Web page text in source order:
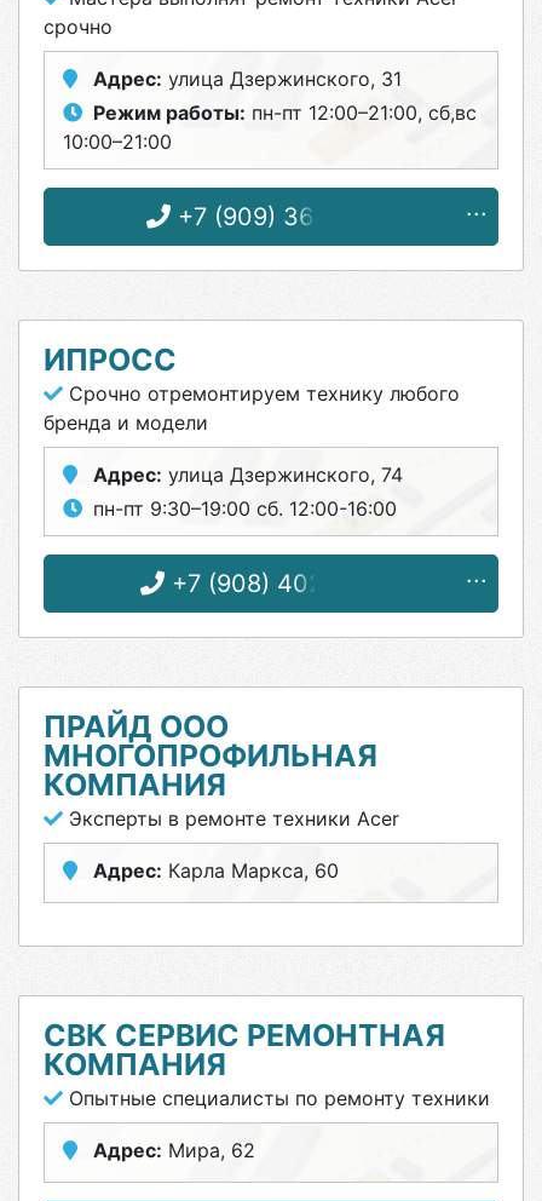
срочно
Адрес: улица Дзержинского, 31
Режим работы: пн-пт 12:00–21:00, сб,вс
10:00–21:00
+7 (909) 365-11-71
ИПРОСС
Срочно отремонтируем технику любого
бренда и модели
Адрес: улица Дзержинского, 74
пн-пт 9:30–19:00 сб. 12:00-16:00
+7 (908) 402-73-70
ПРАЙД ООО
МНОГОПРОФИЛЬНАЯ
КОМПАНИЯ
Эксперты в ремонте техники Acer
Адрес: Карла Маркса, 60
СВК СЕРВИС РЕМОНТНАЯ
КОМПАНИЯ
Опытные специалисты по ремонту техники
Адрес: Мира, 62